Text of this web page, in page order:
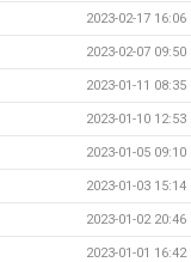
2023-02-17 16:06
2023-02-07 09:50
2023-01-11 08:35
2023-01-10 12:53
2023-01-05 09:10
2023-01-03 15:14
2023-01-02 20:46
2023-01-01 16:42